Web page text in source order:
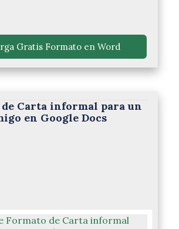
Gratis Formato en Word
Carta informal para un
en Google Docs